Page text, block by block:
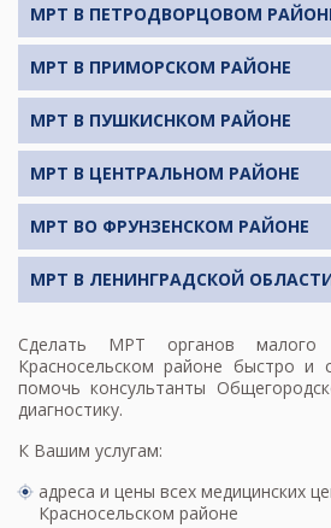
МРТ В ПЕТРОДВОРЦОВОМ
МРТ В ПРИМОРСКОМ РАЙОНЕ
МРТ В ПУШКИСНКОМ РАЙОНЕ
МРТ В ЦЕНТРАЛЬНОМ РАЙОНЕ
МРТ ВО ФРУНЗЕНСКОМ РАЙОНЕ
МРТ В ЛЕНИНГРАДСКОЙ
Сделать МРТ органов
Красносельском районе быстро и
помочь консультанты
диагностику.
К Вашим услугам:
адреса и цены всех медицинских
Красносельском районе